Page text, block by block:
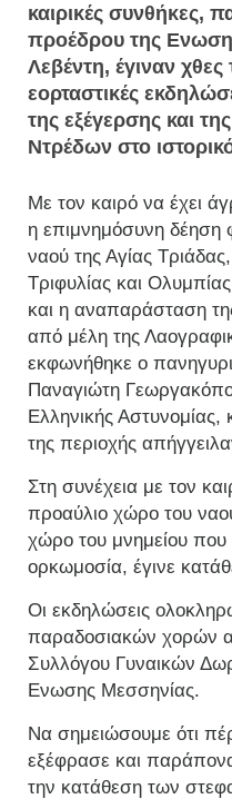
καιρικές συνθήκες,
προέδρου της
Λεβέντη, έγιναν χθες
εορταστικές
της εξέγερσης και
Ντρέδων στο
Με τον καιρό να έχει
η επιμνημόσυνη δέηση
ναού της Αγίας
Τριφυλίας και
και η αναπαράσταση
από μέλη της
εκφωνήθηκε ο
Παναγιώτη
Ελληνικής Αστυνομίας,
της περιοχής
Στη συνέχεια με τον
προαύλιο χώρο του
χώρο του μνημείου
ορκωμοσία, έγινε
Οι εκδηλώσεις
παραδοσιακών χορών
Συλλόγου Γυναικών
Ενωσης Μεσσηνίας.
Να σημειώσουμε ότι
εξέφρασε και
την κατάθεση των